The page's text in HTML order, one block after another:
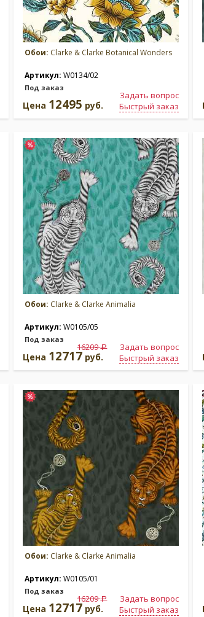
Обои: Clarke & Clarke Botanical Wonders
Артикул: W0134/02
Под заказ
Задать вопрос
Быстрый заказ
Цена 12495 руб.
Обои: Clarke & Clarke Animalia
Артикул: W0105/05
Под заказ
Задать вопрос
Быстрый заказ
Цена 12717 руб.
16209a
Обои: Clarke & Clarke Animalia
Артикул: W0105/01
Под заказ
Задать вопрос
Быстрый заказ
Цена 12717 руб.
16209a